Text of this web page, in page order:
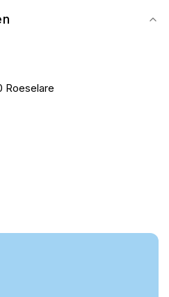
Roeselare